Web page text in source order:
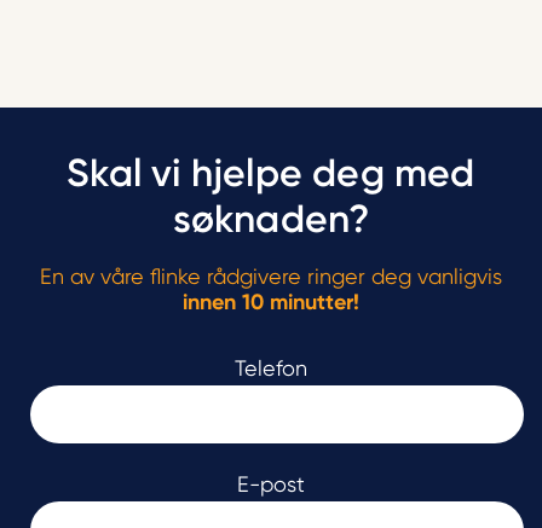
Skal vi hjelpe deg med
søknaden?
En av våre flinke rådgivere ringer deg vanligvis
innen 10 minutter!
Telefon
E-post